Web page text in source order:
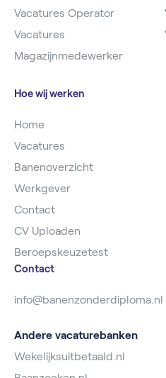
Vacatures Operator
Vacatures
Magazijnmedewerker
Hoe wij werken
Home
Vacatures
Banenoverzicht
Werkgever
Contact
CV Uploaden
Beroepskeuzetest
Contact
info@banenzonderdiploma.nl
Andere vacaturebanken
Wekelijksuitbetaald.nl